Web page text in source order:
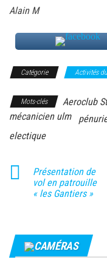
Alain M
Catégorie Activités
Mots-clés Aeroclub
mécanicien ulm
electique
Présentation de
vol en patrouille
« les Gantiers »
CAMÉRAS